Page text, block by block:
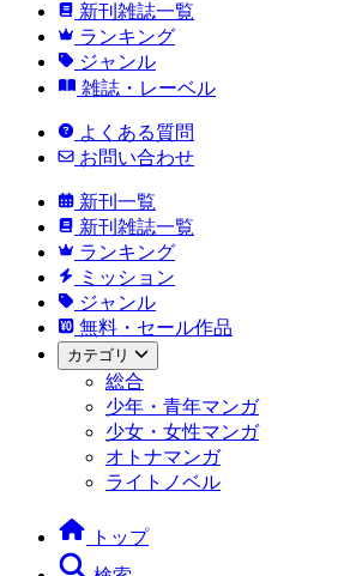
新刊雑誌一覧
ランキング
ジャンル
雑誌・レーベル
よくある質問
お問い合わせ
新刊一覧
新刊雑誌一覧
ランキング
ミッション
ジャンル
無料・セール作品
カテゴリ
総合
少年・青年マンガ
少女・女性マンガ
オトナマンガ
ライトノベル
トップ